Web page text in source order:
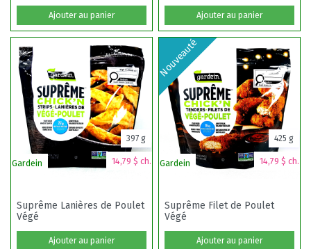
Ajouter au panier Ajouter au panier
Gardein 14,79 $ ch.
397 g
Suprême Lanières de Poulet
Végé
Ajouter au panier
Nouveauté
Gardein 14,79 $ ch.
425 g
Suprême Filet de Poulet
Végé
Ajouter au panier